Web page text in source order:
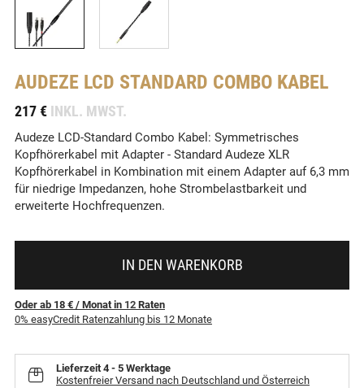
AUDEZE LCD STANDARD COMBO KABEL
217 € INKL. MWST.
Audeze LCD-Standard Combo Kabel: Symmetrisches
Kopfhörerkabel mit Adapter - Standard Audeze XLR
Kopfhörerkabel in Kombination mit einem Adapter auf 6,3 mm
für niedrige Impedanzen, hohe Strombelastbarkeit und
erweiterte Hochfrequenzen.
IN DEN WARENKORB
Oder ab 18 € / Monatin 12 Raten
0% easyCredit Ratenzahlung bis 12 Monate
Lieferzeit4 - 5 Werktage
Kostenfreier Versand nach Deutschland und Österreich